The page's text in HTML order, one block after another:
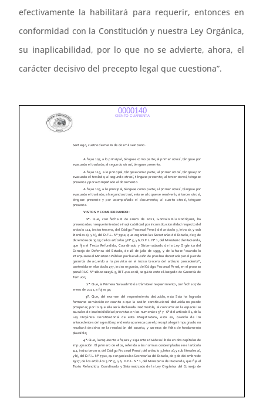
efectivamente la habilitará para requerir, entonces en
conformidad con la Constitución y nuestra Ley Orgánica,
su inaplicabilidad, por lo que no se advierte, ahora, el
carácter decisivo del precepto legal que cuestiona”.